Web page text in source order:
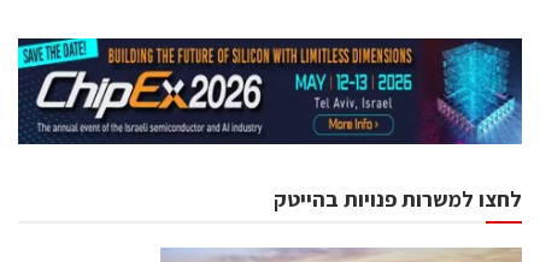
לחצו למשרות פנויות בהייטק